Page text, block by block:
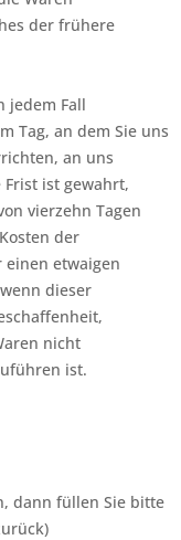
der frühere
jedem Fall
Tag, an dem Sie uns
an uns
ist gewahrt,
vierzehn Tagen
der
einen etwaigen
dieser
nicht
ist.
dann füllen Sie bitte